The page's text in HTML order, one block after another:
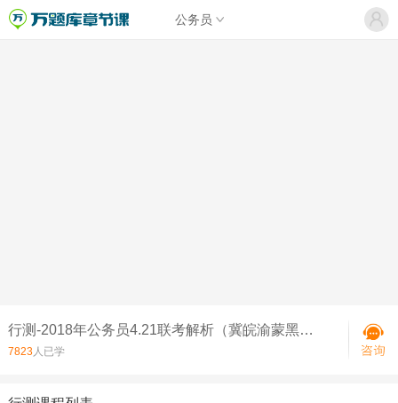
公务员
行测-2018年公务员4.21联考解析（冀皖渝蒙黑鄂湘等）
7823人已学